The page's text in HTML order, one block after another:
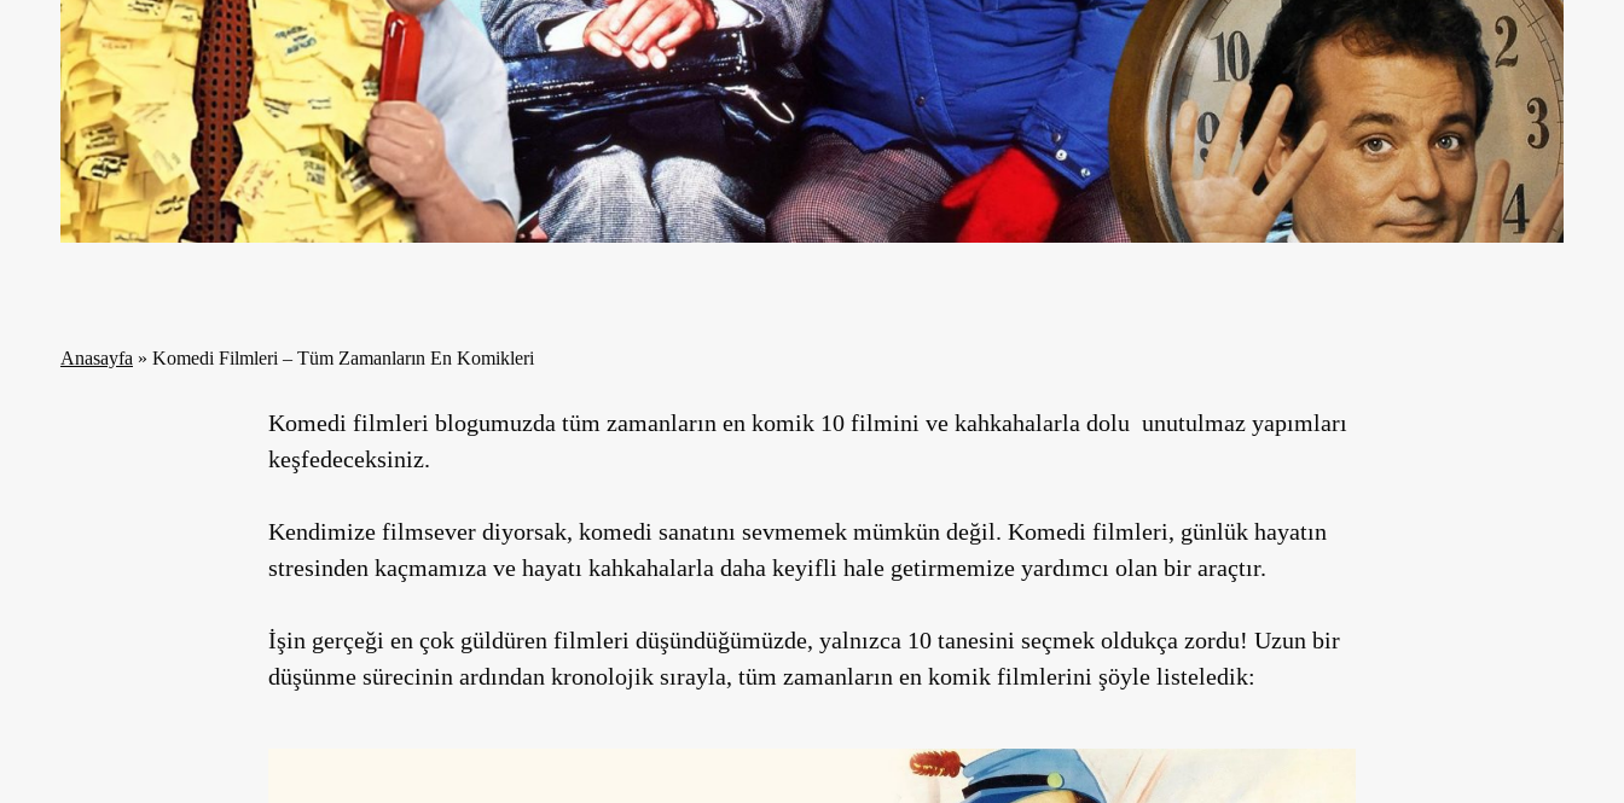
Anasayfa » Komedi Filmleri – Tüm Zamanların En Komikleri
Komedi filmleri blogumuzda tüm zamanların en komik 10 filmini ve kahkahalarla dolu unutulmaz yapımları
keşfedeceksiniz.
Kendimize filmsever diyorsak, komedi sanatını sevmemek mümkün değil. Komedi filmleri, günlük hayatın
stresinden kaçmamıza ve hayatı kahkahalarla daha keyifli hale getirmemize yardımcı olan bir araçtır.
İşin gerçeği en çok güldüren filmleri düşündüğümüzde, yalnızca 10 tanesini seçmek oldukça zordu! Uzun bir
düşünme sürecinin ardından kronolojik sırayla, tüm zamanların en komik filmlerini şöyle listeledik: